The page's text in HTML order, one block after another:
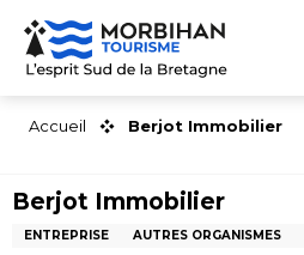
Aller
contenu
Accueil Berjot Immobilier
Berjot Immobilier
ENTREPRISE AUTRES ORGANISMES